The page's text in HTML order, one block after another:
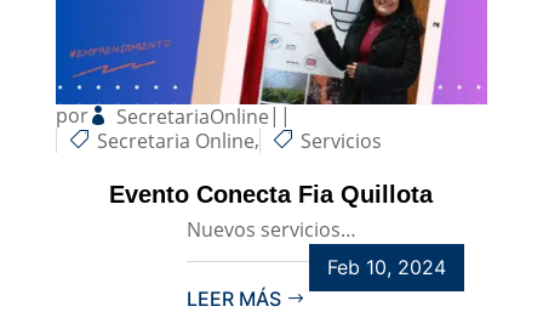
Evento Conecta Fia Quillota
por SecretariaOnline |
Feb 10, 2024
|
Secretaria Online, Servicios
Nuevos servicios…
LEER MÁS